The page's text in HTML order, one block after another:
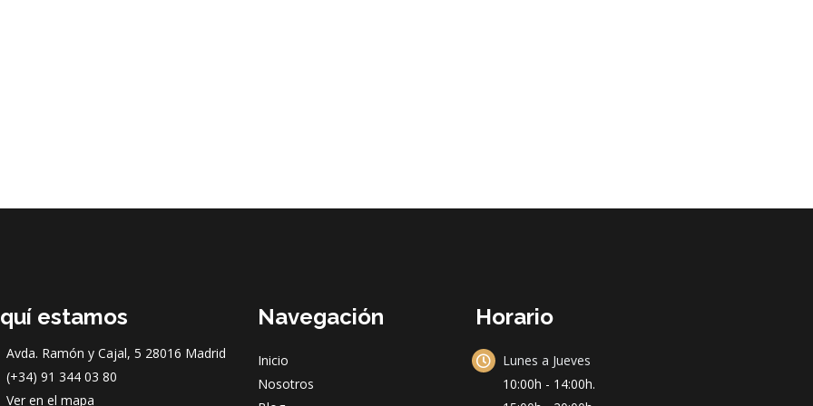
estamos
Avda. Ramón y Cajal, 5 28016 Madrid
(+34) 91 344 03 80
Ver en el mapa
Navegación
Inicio
Nosotros
Horario
Lunes a Jueves
10:00h - 14:00h.